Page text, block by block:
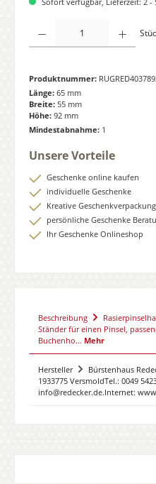
Produktnummer:
Länge: 65 mm
Breite: 55 mm
Höhe: 92 mm
Mindestabnahme: 1
Unsere Vorteile
Geschenke online kaufen
individuelle Geschenke
Kreative Geschenkverpackung
persönliche Geschenke
Ihr Geschenke Onlineshop
Beschreibung
Ständer für einen Pinsel,
Buchenho… Mehr
Hersteller
Bürstenhaus
1933775 VersmoldTel.: 0049
info@redecker.de.Internet: